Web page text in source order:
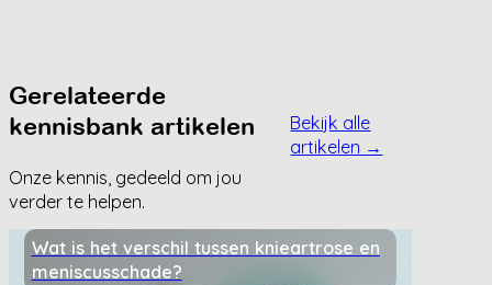
Gerelateerde
kennisbank artikelen
Onze kennis, gedeeld om jou
verder te helpen.
Bekijk alle
artikelen →
Wat is het verschil tussen knieartrose en
meniscusschade?